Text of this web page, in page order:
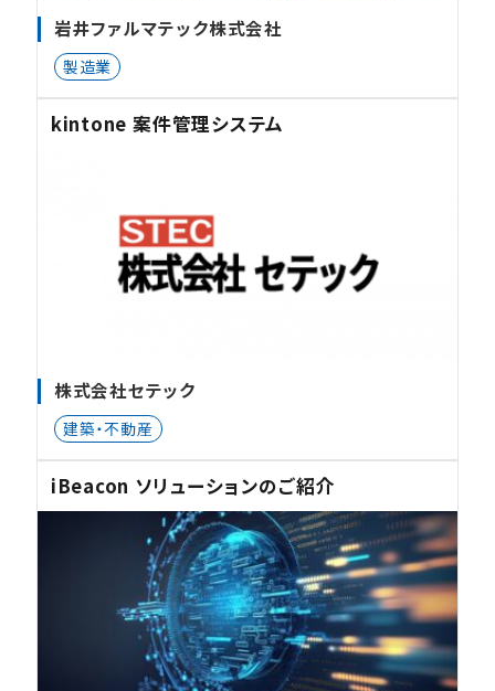
岩井ファルマテック株式会社
製造業
kintone 案件管理システム
株式会社セテック
建築・不動産
iBeacon ソリューションのご紹介